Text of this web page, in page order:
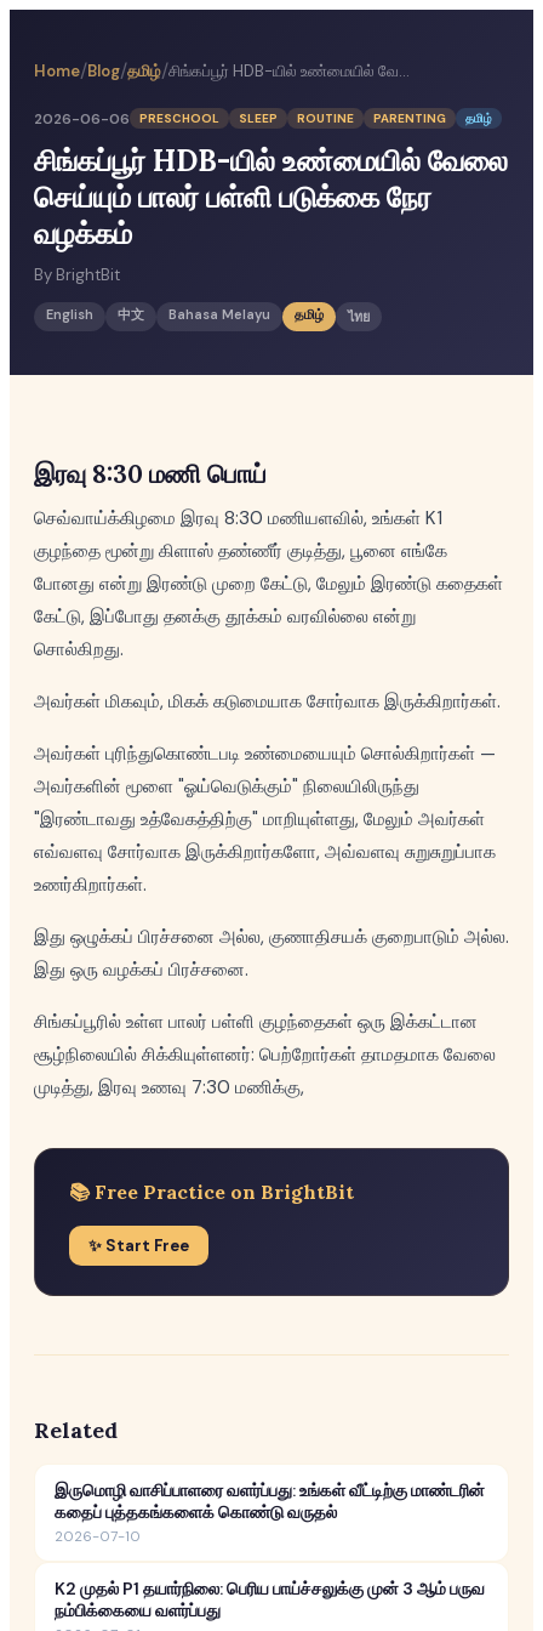
Home/Blog/தமிழ்/ சிங்கப்பூர் HDB-யில் உண்மையில் வேலை செய்யும் பாலர் பள்ளி படுக்கை நேர வழக்கம்
2026-06-06 PRESCHOOL SLEEP ROUTINE PARENTING தமிழ்
சிங்கப்பூர் HDB-யில் உண்மையில் வேலை
செய்யும் பாலர் பள்ளி படுக்கை நேர
வழக்கம்
By BrightBit
English 中文 Bahasa Melayu தமிழ் ไทย
இரவு 8:30 மணி பொய்
செவ்வாய்க்கிழமை இரவு 8:30 மணியளவில், உங்கள் K1
குழந்தை மூன்று கிளாஸ் தண்ணீர் குடித்து, பூனை எங்கே
போனது என்று இரண்டு முறை கேட்டு, மேலும் இரண்டு கதைகள்
கேட்டு, இப்போது தனக்கு தூக்கம் வரவில்லை என்று
சொல்கிறது.
அவர்கள் மிகவும், மிகக் கடுமையாக சோர்வாக இருக்கிறார்கள்.
அவர்கள் புரிந்துகொண்டபடி உண்மையையும் சொல்கிறார்கள் —
அவர்களின் மூளை "ஓய்வெடுக்கும்" நிலையிலிருந்து
"இரண்டாவது உத்வேகத்திற்கு" மாறியுள்ளது, மேலும் அவர்கள்
எவ்வளவு சோர்வாக இருக்கிறார்களோ, அவ்வளவு சுறுசுறுப்பாக
உணர்கிறார்கள்.
இது ஒழுக்கப் பிரச்சனை அல்ல, குணாதிசயக் குறைபாடும் அல்ல.
இது ஒரு வழக்கப் பிரச்சனை.
சிங்கப்பூரில் உள்ள பாலர் பள்ளி குழந்தைகள் ஒரு இக்கட்டான
சூழ்நிலையில் சிக்கியுள்ளனர்: பெற்றோர்கள் தாமதமாக வேலை
முடித்து, இரவு உணவு 7:30 மணிக்கு,
📚 Free Practice on BrightBit
✨ Start Free
Related
இருமொழி வாசிப்பாளரை வளர்ப்பது: உங்கள் வீட்டிற்கு மாண்டரின்
கதைப் புத்தகங்களைக் கொண்டு வருதல்
2026-07-10
K2 முதல் P1 தயார்நிலை: பெரிய பாய்ச்சலுக்கு முன் 3 ஆம் பருவ
நம்பிக்கையை வளர்ப்பது